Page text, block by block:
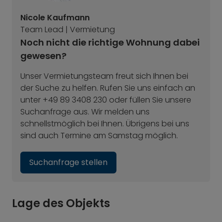
Nicole Kaufmann
Team Lead | Vermietung
Noch nicht die richtige Wohnung dabei
gewesen?
Unser Vermietungsteam freut sich Ihnen bei
der Suche zu helfen. Rufen Sie uns einfach an
unter +49 89 3408 230 oder füllen Sie unsere
Suchanfrage aus. Wir melden uns
schnellstmöglich bei Ihnen. Übrigens bei uns
sind auch Termine am Samstag möglich.
Suchanfrage stellen
Lage des Objekts